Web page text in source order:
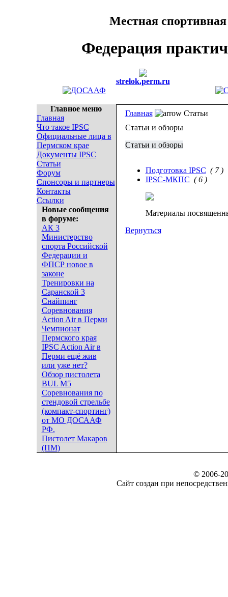
Местная
Федерация
strelok.perm.ru
Главное меню
Главная
Что такое IPSC
Официальные лица в
Пермском крае
Документы IPSC
Статьи
Форум
Спонсоры и партнеры
Контакты
Ссылки
Новые сообщения
в форуме:
АК 3
Министерство
спорта Российской
Федерации и
ФПСР новое в
законе
Тренировки на
Саранской 3
Снайпинг
Соревнования
Action Air в Перми
Чемпионат
Пермского края
IPSC Action Air в
Перми ещё жив
или уже нет?
Обзор пистолета
BUL M5
Соревнования по
стендовой стрельбе
(компакт-спортинг)
от МО ДОСААФ
РФ.
Пистолет Макаров
(ПМ)
Главная
Статьи
Статьи и обзоры
Статьи и обзоры
Подготовка IPSC ( 7 )
IPSC-МКПС ( 6 )
Материалы
Вернуться
© 2006-
Сайт создан при